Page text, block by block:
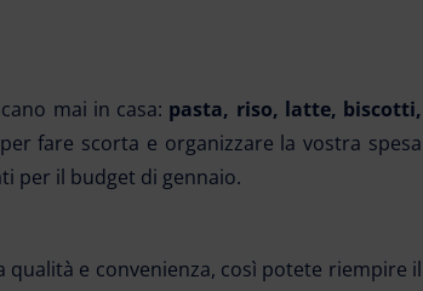
mai in casa: pasta, riso, latte, biscotti,
fare scorta e organizzare la vostra spesa
per il budget di gennaio.
e convenienza, così potete riempire il